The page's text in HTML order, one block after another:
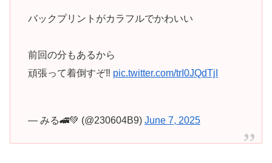
バックプリントがカラフルでかわいい
前回の分もあるから
頑張って着倒すぞ‼️ pic.twitter.com/trI0JQdTjI
— みる🚄💚 (@230604B9) June 7, 2025